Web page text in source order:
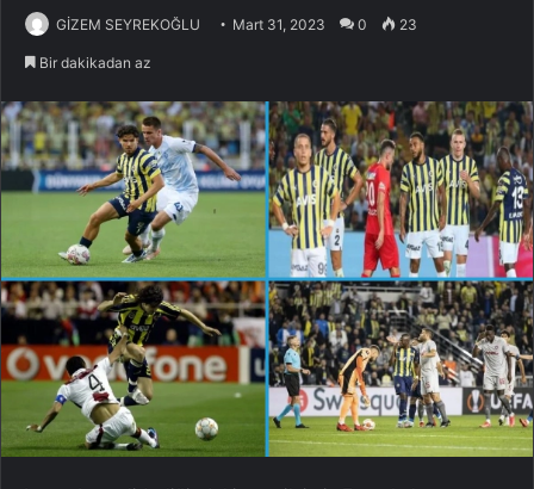
GİZEM SEYREKOĞLU Mart 31, 2023 0 23
Bir dakikadan az